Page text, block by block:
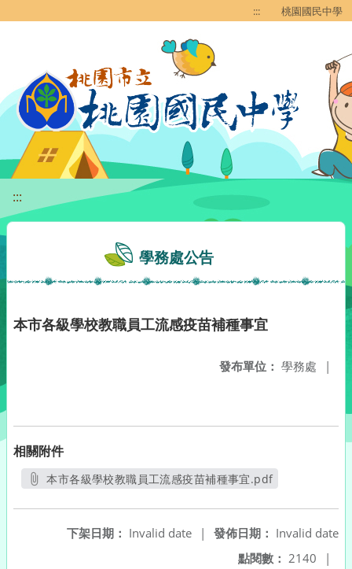
::: 桃園國民中學
:::
學務處公告
本市各級學校教職員工流感疫苗補種事宜
發布單位： 學務處 |
相關附件
本市各級學校教職員工流感疫苗補種事宜.pdf
發佈日期： Invalid date
下架日期： Invalid date
|
點閱數： 2140 |